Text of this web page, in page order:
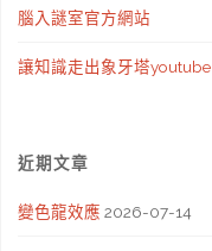
腦入謎室官方網站
讓知識走出象牙塔youtube
近期文章
變色龍效應 2026-07-14